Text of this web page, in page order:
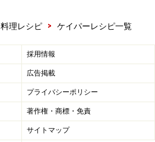
料理レシピ > ケイパーレシピ一覧
採用情報
広告掲載
プライバシーポリシー
著作権・商標・免責
サイトマップ